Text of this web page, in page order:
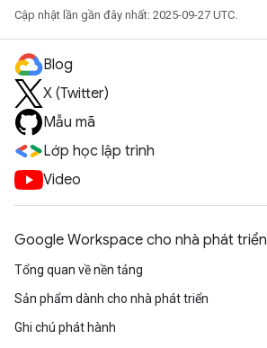
Cập nhật lần gần đây nhất: 2025-09-27 UTC.
Blog
X (Twitter)
Mẫu mã
Lớp học lập trình
Video
Google Workspace cho nhà phát triển
Tổng quan về nền tảng
Sản phẩm dành cho nhà phát triển
Ghi chú phát hành